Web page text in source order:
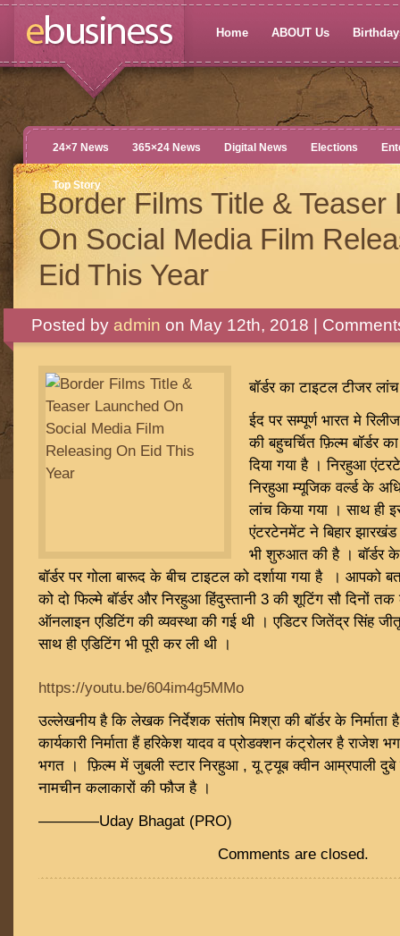
Home ABOUT Us
24×7 News 365×24 News Digital News Elections
Top Story
Border Films Title & Teaser
On Social Media Film
Eid This Year
Posted by admin on May 12th, 2018 |
बॉर्डर का टाइटल टीजर
ईद पर सम्पूर्ण भारत मे
की बहुचर्चित फ़िल्म बॉर्डर
दिया गया है । निरहुआ
निरहुआ म्यूजिक वर्ल्ड के
लांच किया गया । साथ ही
एंटरटेनमेंट ने बिहार
भी शुरुआत की है । बॉर्डर
बॉर्डर पर गोला बारूद के बीच टाइटल को दर्शाया गया है । आपको
को दो फिल्मे बॉर्डर और निरहुआ हिंदुस्तानी 3 की शूटिंग सौ दिनों
ऑनलाइन एडिटिंग की व्यवस्था की गई थी । एडिटर जितेंद्र सिंह
साथ ही एडिटिंग भी पूरी कर ली थी ।
https://youtu.be/604im4g5MMo
उल्लेखनीय है कि लेखक निर्देशक संतोष मिश्रा की बॉर्डर के निर्माता
कार्यकारी निर्माता हैं हरिकेश यादव व प्रोडक्शन कंट्रोलर है
भगत । फ़िल्म में जुबली स्टार निरहुआ , यू ट्यूब क्वीन आम्रपाली
नामचीन कलाकारों की फौज है ।
————Uday Bhagat (PRO)
Comments are closed.